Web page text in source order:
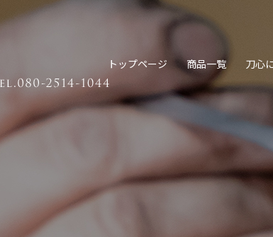
トップページ 商品一覧 刀心